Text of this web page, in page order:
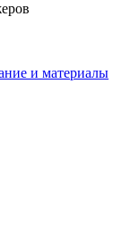
и материалы